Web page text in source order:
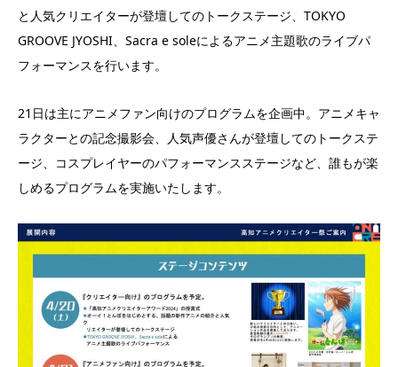
と人気クリエイターが登壇してのトークステージ、TOKYO
GROOVE JYOSHI、Sacra e soleによるアニメ主題歌のライブパ
フォーマンスを行います。
21日は主にアニメファン向けのプログラムを企画中。アニメキャ
ラクターとの記念撮影会、人気声優さんが登壇してのトークステ
ージ、コスプレイヤーのパフォーマンスステージなど、誰もが楽
しめるプログラムを実施いたします。